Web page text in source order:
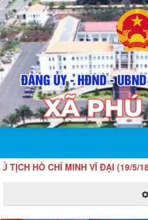
HỒ CHÍ MINH VĨ ĐẠI (19/5/1890 -